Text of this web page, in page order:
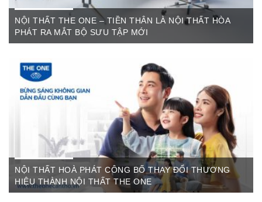
NỘI THẤT THE ONE – TIỀN THÂN LÀ NỘI THẤT HÒA
PHÁT RA MẮT BỘ SƯU TẬP MỚI
The One Cần Thơ Thông báo về việc thay đổi thương hiệu Nội
Thất Hòa Phát Ngày ...
NỘI THẤT HOÀ PHÁT CÔNG BỐ THAY ĐỔI THƯƠNG
HIỆU THÀNH NỘI THẤT THE ONE